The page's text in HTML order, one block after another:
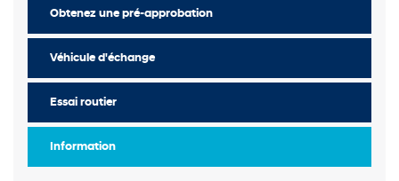
Obtenez une pré-approbation
Véhicule d'échange
Essai routier
Information